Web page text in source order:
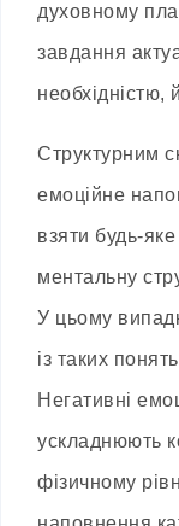
духовному
завдання
необхідністю,
Структурним
емоційне
взяти будь-
ментальну
У цьому
із таких
Негативні
ускладнюють
фізичному